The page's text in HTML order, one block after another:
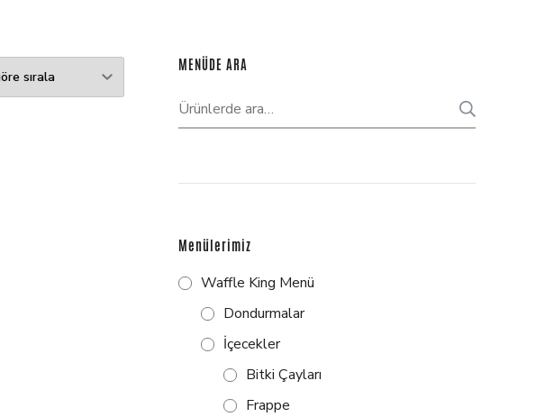
MENÜDE ARA
Menülerimiz
Waffle King Menü
Dondurmalar
İçecekler
Bitki Çayları
Frappe